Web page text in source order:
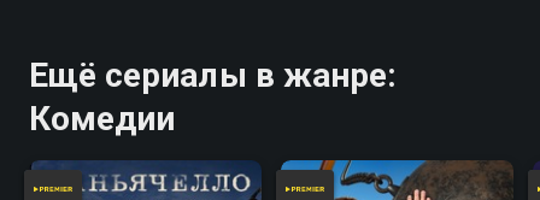
Ещё сериалы в жанре:
Комедии